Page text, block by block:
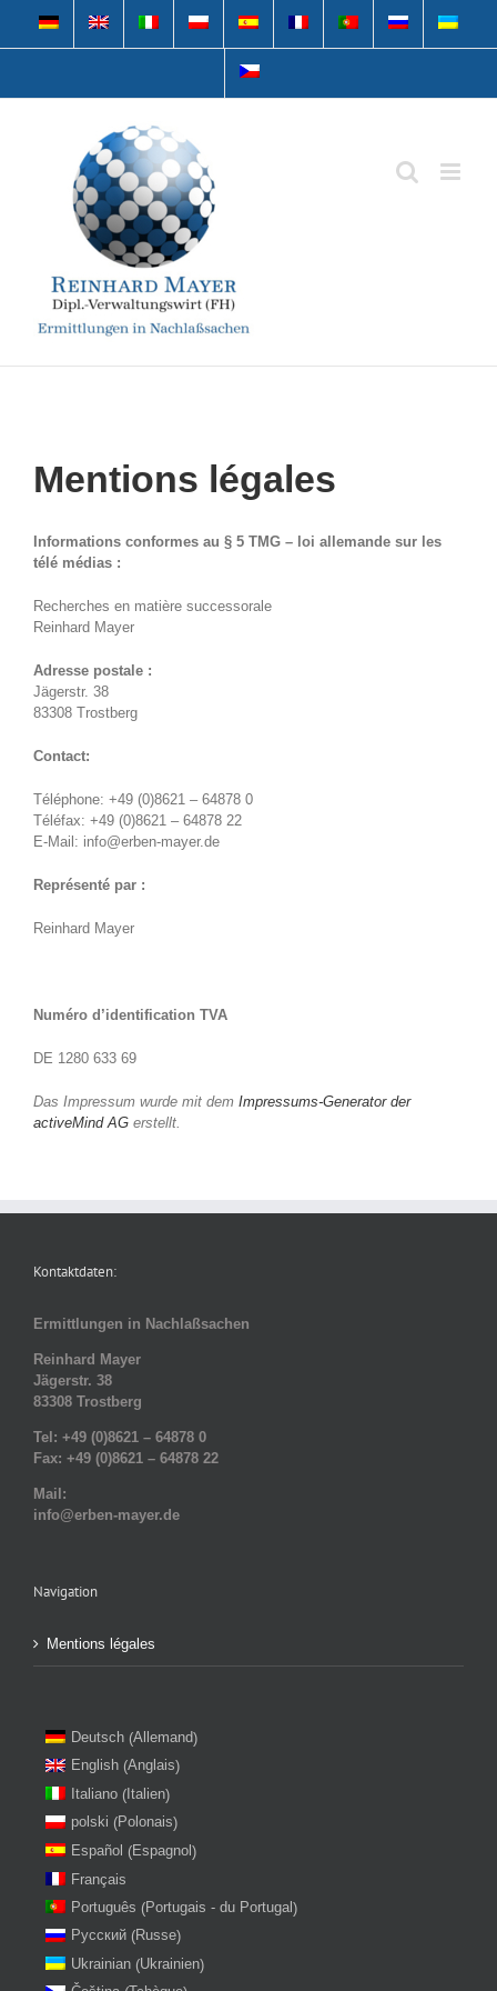
content
Mentions légales
Informations conformes au § 5 TMG – loi allemande sur les
télé médias :
Recherches en matière successorale
Reinhard Mayer
Adresse postale :
Jägerstr. 38
83308 Trostberg
Contact:
Téléphone: +49 (0)8621 – 64878 0
Téléfax: +49 (0)8621 – 64878 22
E-Mail: info@erben-mayer.de
Représenté par :
Reinhard Mayer
Numéro d’identification TVA
DE 1280 633 69
Das Impressum wurde mit dem Impressums-Generator der
activeMind AG erstellt.
Kontaktdaten:
Ermittlungen in Nachlaßsachen
Reinhard Mayer
Jägerstr. 38
83308 Trostberg
Tel: +49 (0)8621 – 64878 0
Fax: +49 (0)8621 – 64878 22
Mail:
info@erben-mayer.de
Navigation
Mentions légales
Deutsch (Allemand)
English (Anglais)
Italiano (Italien)
polski (Polonais)
Español (Espagnol)
Français
Português (Portugais - du Portugal)
Русский (Russe)
Ukrainian (Ukrainien)